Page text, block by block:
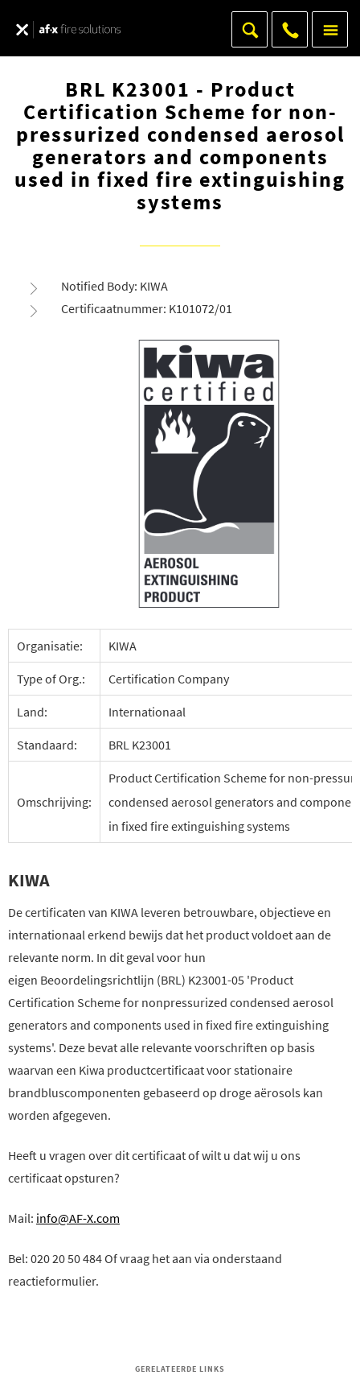
BRL K23001 - Product
Certification Scheme for non-
pressurized condensed aerosol
generators and components
used in fixed fire extinguishing
systems
Notified Body: KIWA
Certificaatnummer: K101072/01
Organisatie: KIWA
Type of Org.: Certification Company
Land: Internationaal
Standaard: BRL K23001
Omschrijving:
Product Certification Scheme for non-
condensed aerosol generators and
in fixed fire extinguishing systems
KIWA
De certificaten van KIWA leveren betrouwbare, objectieve en
internationaal erkend bewijs dat het product voldoet aan de
relevante norm. In dit geval voor hun
eigen Beoordelingsrichtlijn (BRL) K23001-05 'Product
Certification Scheme for nonpressurized condensed aerosol
generators and components used in fixed fire extinguishing
systems'. Deze bevat alle relevante voorschriften op basis
waarvan een Kiwa productcertificaat voor stationaire
brandbluscomponenten gebaseerd op droge aërosols kan
worden afgegeven.
Heeft u vragen over dit certificaat of wilt u dat wij u ons
certificaat opsturen?
Mail: info@AF-X.com
Bel: 020 20 50 484 Of vraag het aan via onderstaand
reactieformulier.
GERELATEERDE LINKS